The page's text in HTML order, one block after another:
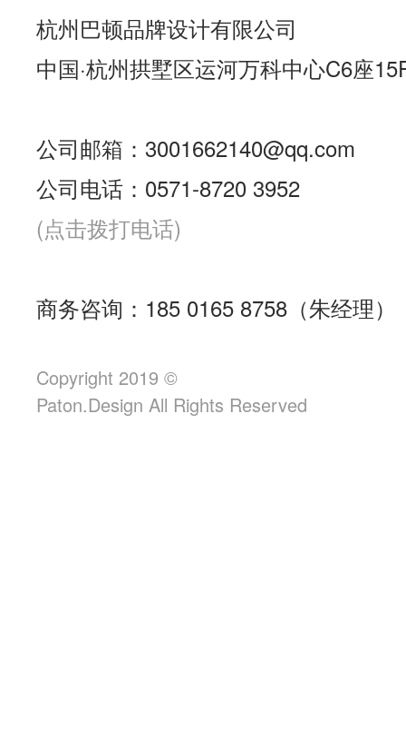
杭州巴顿品牌设计有限公司
中国·杭州拱墅区运河万科中心C6座
公司邮箱：3001662140@qq.com
公司电话：0571-8720 3952
(点击拨打电话)
商务咨询：185 0165 8758（朱经理）
Copyright 2019 ©
Paton.Design All Rights Reserved